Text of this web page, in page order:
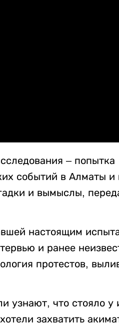
– попытка
событий в Алматы и
и вымыслы,
настоящим
и ранее
протестов,
узнают, что стояло у
захватить